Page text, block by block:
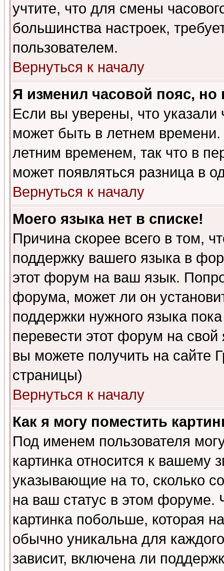
учтите, что для смены
большинства настроек,
пользователем.
Вернуться к началу
Я изменил часовой пояс,
Если вы уверены, что указали
может быть в летнем
летним временем, так что в
может появляться разница в
Вернуться к началу
Моего языка нет в списке!
Причина скорее всего в том,
поддержку вашего языка в
этот форум на ваш язык.
форума, может ли он
поддержки нужного языка
перевести этот форум на
вы можете получить на сайте
страницы)
Вернуться к началу
Как я могу поместить
Под именем пользователя
картинка относится к вашему
указывающие на то, сколько
на ваш статус в этом форуме.
картинка побольше, которая
обычно уникальна для
зависит, включена ли